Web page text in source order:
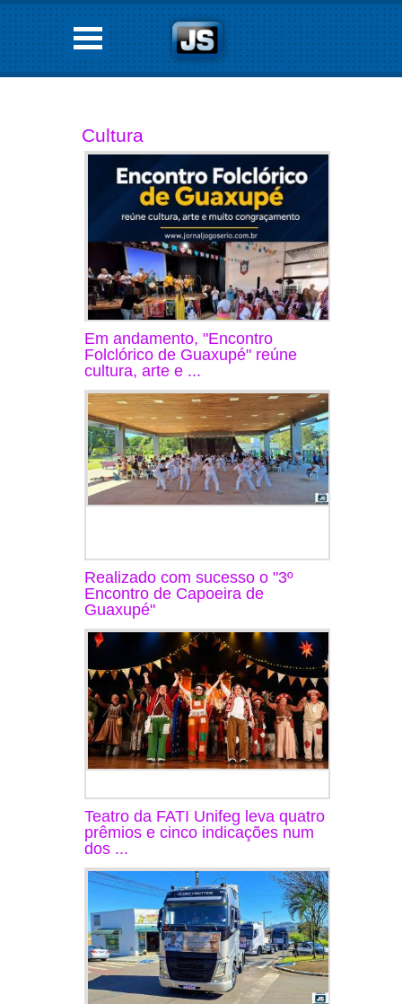
Cultura
Em andamento, "Encontro
Folclórico de Guaxupé" reúne
cultura, arte e ...
Realizado com sucesso o "3º
Encontro de Capoeira de
Guaxupé"
Teatro da FATI Unifeg leva quatro
prêmios e cinco indicações num
dos ...